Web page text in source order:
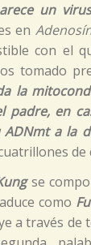
un
en
con el
tomado
la
padre, en
a la
de
se
como
a través de